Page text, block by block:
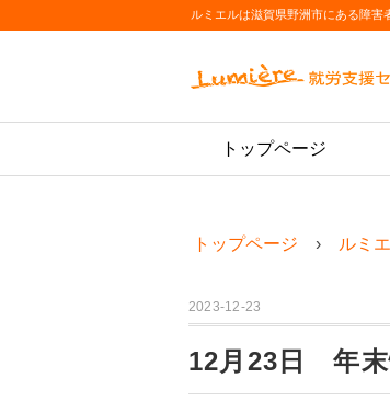
ルミエルは滋賀県野洲市にある障害
トップページ
トップページ ルミ
2023-12-23
12月23日 年末